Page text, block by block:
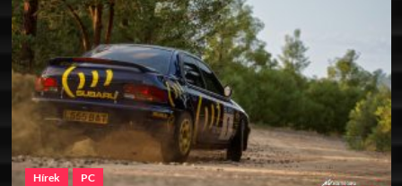
Hírek PC